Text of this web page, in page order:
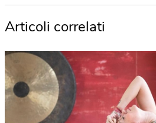
Articoli correlati